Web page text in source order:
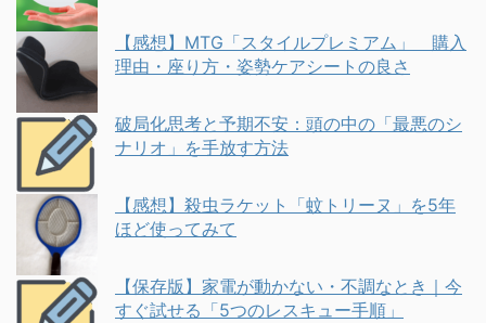
【感想】MTG「スタイルプレミアム」 購入
理由・座り方・姿勢ケアシートの良さ
破局化思考と予期不安：頭の中の「最悪のシ
ナリオ」を手放す方法
【感想】殺虫ラケット「蚊トリーヌ」を5年
ほど使ってみて
【保存版】家電が動かない・不調なとき｜今
すぐ試せる「5つのレスキュー手順」